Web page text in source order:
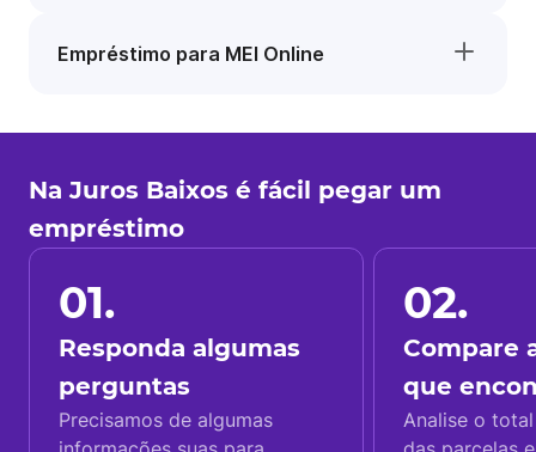
Empréstimo para MEI Online
Na Juros Baixos é fácil pegar um
empréstimo
01.
Responda algumas
perguntas
Precisamos de algumas
02.
Compare
que
Analise o